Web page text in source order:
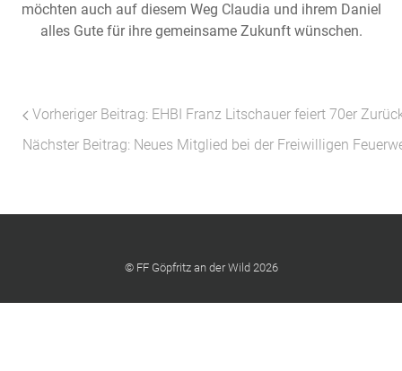
möchten auch auf diesem Weg Claudia und ihrem Daniel
alles Gute für ihre gemeinsame Zukunft wünschen.
Vorheriger Beitrag: EHBI Franz Litschauer feiert 70er
Nächster Beitrag: Neues Mitglied bei der Freiwilligen
© FF Göpfritz an der Wild 2026